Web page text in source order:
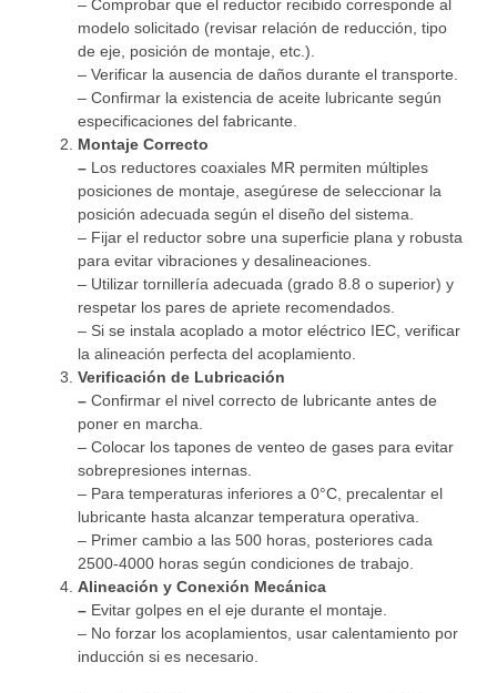
– Comprobar que el reductor recibido corresponde al
modelo solicitado (revisar relación de reducción, tipo
de eje, posición de montaje, etc.).
– Verificar la ausencia de daños durante el transporte.
– Confirmar la existencia de aceite lubricante según
especificaciones del fabricante.
Montaje Correcto
– Los reductores coaxiales MR permiten múltiples
posiciones de montaje, asegúrese de seleccionar la
posición adecuada según el diseño del sistema.
– Fijar el reductor sobre una superficie plana y robusta
para evitar vibraciones y desalineaciones.
– Utilizar tornillería adecuada (grado 8.8 o superior) y
respetar los pares de apriete recomendados.
– Si se instala acoplado a motor eléctrico IEC, verificar
la alineación perfecta del acoplamiento.
Verificación de Lubricación
– Confirmar el nivel correcto de lubricante antes de
poner en marcha.
– Colocar los tapones de venteo de gases para evitar
sobrepresiones internas.
– Para temperaturas inferiores a 0°C, precalentar el
lubricante hasta alcanzar temperatura operativa.
– Primer cambio a las 500 horas, posteriores cada
2500-4000 horas según condiciones de trabajo.
Alineación y Conexión Mecánica
– Evitar golpes en el eje durante el montaje.
– No forzar los acoplamientos, usar calentamiento por
inducción si es necesario.